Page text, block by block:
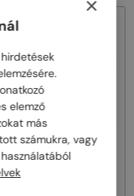
72
Napszemüvegek
S4I - 64A0 V - 56
×
elemző
más
számukra, vagy